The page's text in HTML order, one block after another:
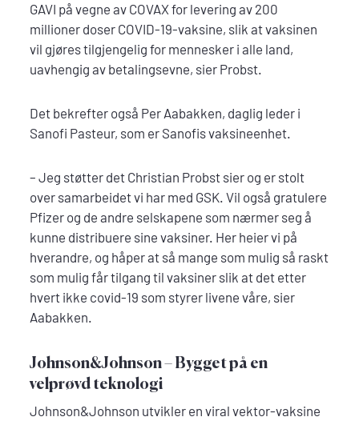
GAVI på vegne av COVAX for levering av 200
millioner doser COVID-19-vaksine, slik at vaksinen
vil gjøres tilgjengelig for mennesker i alle land,
uavhengig av betalingsevne, sier Probst.
Det bekrefter også Per Aabakken, daglig leder i
Sanofi Pasteur, som er Sanofis vaksineenhet.
– Jeg støtter det Christian Probst sier og er stolt
over samarbeidet vi har med GSK. Vil også gratulere
Pfizer og de andre selskapene som nærmer seg å
kunne distribuere sine vaksiner. Her heier vi på
hverandre, og håper at så mange som mulig så raskt
som mulig får tilgang til vaksiner slik at det etter
hvert ikke covid-19 som styrer livene våre, sier
Aabakken.
Johnson&Johnson – Bygget på en
velprøvd teknologi
Johnson&Johnson utvikler en viral vektor-vaksine